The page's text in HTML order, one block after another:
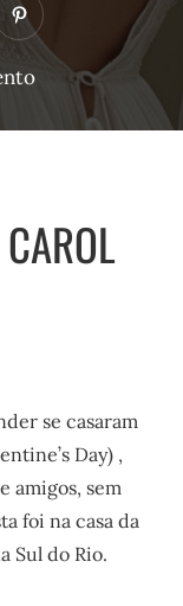
P
i
t
e
se casaram
Day) ,
amigos, sem
foi na casa da
Sul do Rio.